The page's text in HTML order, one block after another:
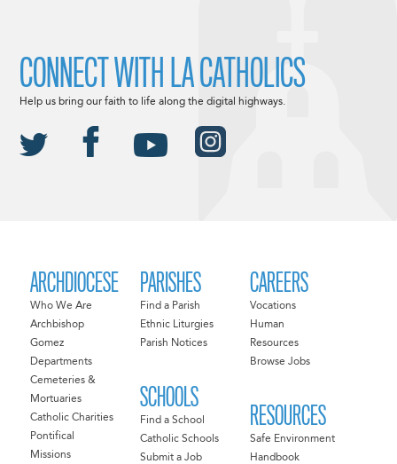
ARCHDIOCESE
Who We Are
Archbishop
Gomez
Departments
Cemeteries &
Mortuaries
Catholic Charities
Pontifical
Missions
PARISHES
Find a Parish
Ethnic Liturgies
Parish Notices
SCHOOLS
Find a School
Catholic Schools
Submit a Job
CAREERS
Vocations
Human
Resources
Browse Jobs
RESOURCES
Safe Environment
Handbook
CONNECT WITH LA CATHOLICS
Help us bring our faith to life along the digital highways.